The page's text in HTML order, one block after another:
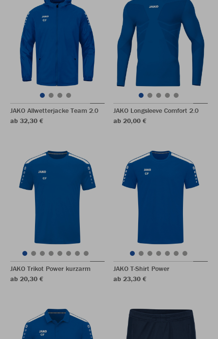
JAKO Allwetterjacke Team 2.0
ab 32,30 €
JAKO Longsleeve Comfort 2.0
ab 20,00 €
JAKO Trikot Power kurzarm
ab 20,30 €
JAKO T-Shirt Power
ab 23,30 €